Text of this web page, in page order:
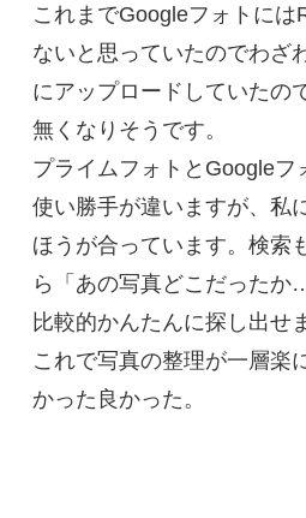
これまでGoogleフォトには
ないと思っていたのでわざ
にアップロードしていたの
無くなりそうです。
プライムフォトとGoogleフ
使い勝手が違いますが、私
ほうが合っています。検索
ら「あの写真どこだったか
比較的かんたんに探し出せ
これで写真の整理が一層楽
かった良かった。